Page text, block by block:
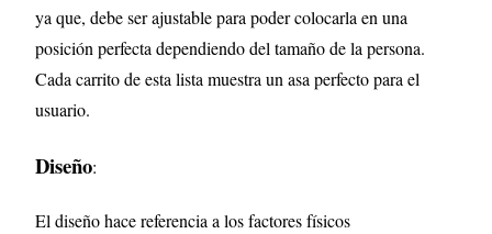
ya que, debe ser ajustable para poder colocarla en una
posición perfecta dependiendo del tamaño de la persona.
Cada carrito de esta lista muestra un asa perfecto para el
usuario.
Diseño:
El diseño hace referencia a los factores físicos